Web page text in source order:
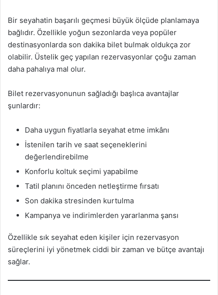
Bir seyahatin başarılı geçmesi büyük ölçüde planlamaya
bağlıdır. Özellikle yoğun sezonlarda veya popüler
destinasyonlarda son dakika bilet bulmak oldukça zor
olabilir. Üstelik geç yapılan rezervasyonlar çoğu zaman
daha pahalıya mal olur.
Bilet rezervasyonunun sağladığı başlıca avantajlar
şunlardır:
Daha uygun fiyatlarla seyahat etme imkânı
İstenilen tarih ve saat seçeneklerini
değerlendirebilme
Konforlu koltuk seçimi yapabilme
Tatil planını önceden netleştirme fırsatı
Son dakika stresinden kurtulma
Kampanya ve indirimlerden yararlanma şansı
Özellikle sık seyahat eden kişiler için rezervasyon
süreçlerini iyi yönetmek ciddi bir zaman ve bütçe avantajı
sağlar.